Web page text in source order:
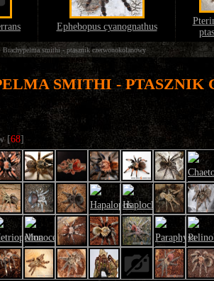
Ephebopus cyanognathus
Brachypelma smithi - ptasznik czerwonokolanowy
SMITHI - PTASZNIK
[68]